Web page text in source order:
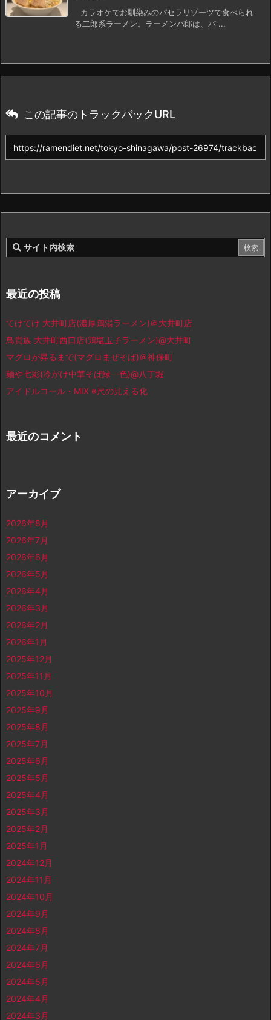
カラオケでお馴染みのパセラリゾーツで食べられ
る二郎系ラーメン。ラーメンパ郎は、パ ...
この記事のトラックバックURL
最近の投稿
てけてけ 大井町店(濃厚鶏湯ラーメン)＠大井町店
鳥貴族 大井町西口店(鶏塩玉子ラーメン)@大井町
マグロが昇るまで(マグロまぜそば)＠神保町
麺や七彩(冷がけ中華そば緑一色)@八丁堀
アイドルコール・MIX ※尺の見える化
最近のコメント
アーカイブ
2026年8月
2026年7月
2026年6月
2026年5月
2026年4月
2026年3月
2026年2月
2026年1月
2025年12月
2025年11月
2025年10月
2025年9月
2025年8月
2025年7月
2025年6月
2025年5月
2025年4月
2025年3月
2025年2月
2025年1月
2024年12月
2024年11月
2024年10月
2024年9月
2024年8月
2024年7月
2024年6月
2024年5月
2024年4月
2024年3月